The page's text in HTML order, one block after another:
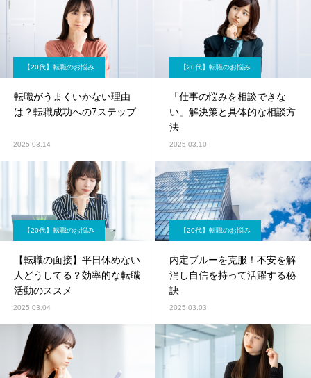
【20代】転職のお悩み
転職がうまくいかない理由
は？転職成功への7ステップ
2025.03.14
【20代】転職のお悩み
「仕事の悩みを相談できな
い」解決策と具体的な相談方
法
2025.03.10
【20代】転職のお悩み
【転職の面接】平日休めない
人どうしてる？効率的な転職
活動のススメ
2025.03.04
【20代】転職のお悩み
内定ブルーを克服！不安を解
消し自信を持って活躍する秘
訣
2025.03.03